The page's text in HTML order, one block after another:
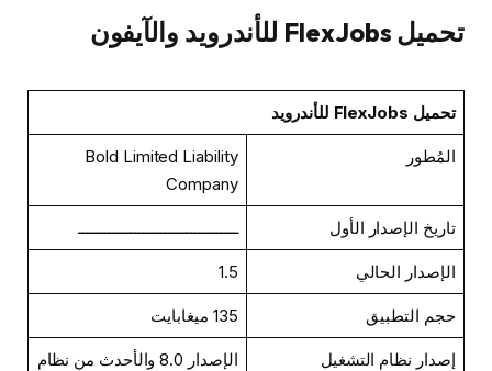
تحميل FlexJobs للأندرويد والآيفون
تحميل FlexJobs للأندرويد
المُطور
Bold Limited Liability
Company
تاريخ الإصدار الأول ـــــــــــــــــــــــــــــــــــــ
الإصدار الحالي 1.5
حجم التطبيق 135 ميغابايت
إصدار نظام التشغيل
الإصدار 8.0 والأحدث من نظام